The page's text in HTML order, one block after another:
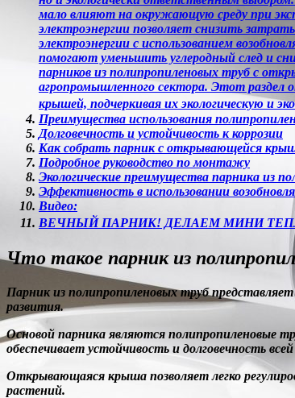
мало влияют на окружающую среду при
электроэнергии позволяет снизить
электроэнергии с использованием
помогают уменьшить углеродный след и
парников из полипропиленовых труб с
агропромышленного сектора. Этот раздел
крышей, подчеркивая их
Преимущества использования
Долговечность и устойчивость к коррозии
Как собрать парник с открывающейся
Подробное руководство по монтажу
Экологические преимущества парника из
Эффективность в использовании
Видео:
ВЕЧНЫЙ ПАРНИК! ДЕЛАЕМ МИНИ
Что такое парник из
Парник из полипропиленовых трубпредставляет
развития.
Основой парника являются полипропиленовые
обеспечивает устойчивость и долговечность
Открывающаяся крыша позволяет легко
растений.